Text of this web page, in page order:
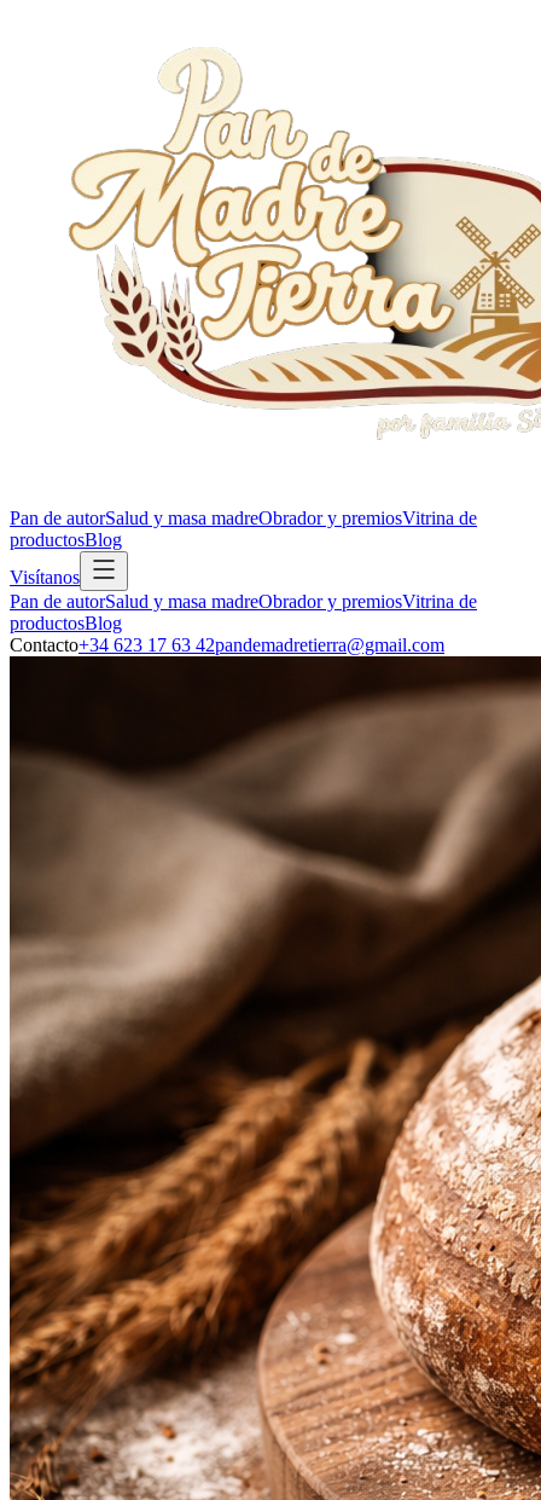
Pan de autorSalud y masa madreObrador y premiosVitrina de
productosBlog
Visítanos
Pan de autorSalud y masa madreObrador y premiosVitrina de
productosBlog
Contacto+34 623 17 63 42pandemadretierra@gmail.com